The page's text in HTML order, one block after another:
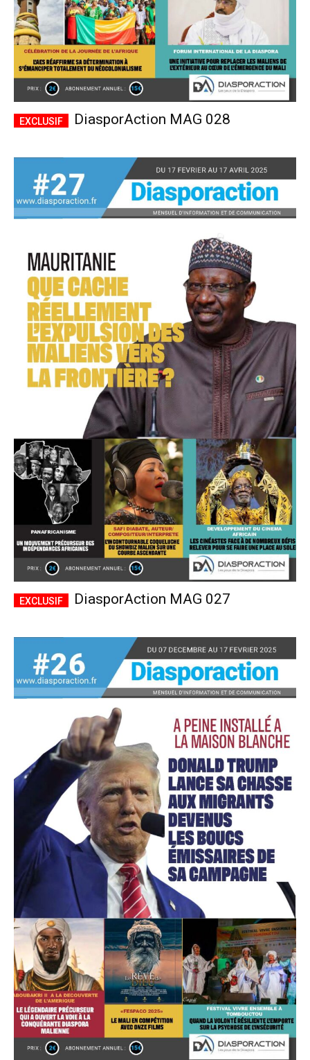
Plans d'abonnement
Accès gratuit
Gratuit /accès limité
Quelques articles
Annonces
Tous les articles
Le magazine
CHOISIR LE FORFAIT
DiasporAction MAG 028
DiasporAction MAG 027